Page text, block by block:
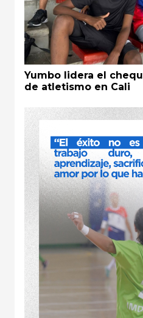
Yumbo lidera el
de atletismo en Cali